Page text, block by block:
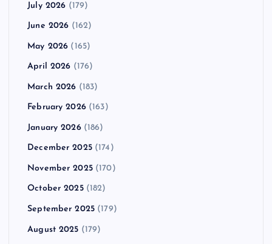
July 2026 (179)
June 2026 (162)
May 2026 (165)
April 2026 (176)
March 2026 (183)
February 2026(163)
January 2026(186)
December 2025(174)
November 2025(170)
October 2025(182)
September 2025 (179)
August 2025 (179)